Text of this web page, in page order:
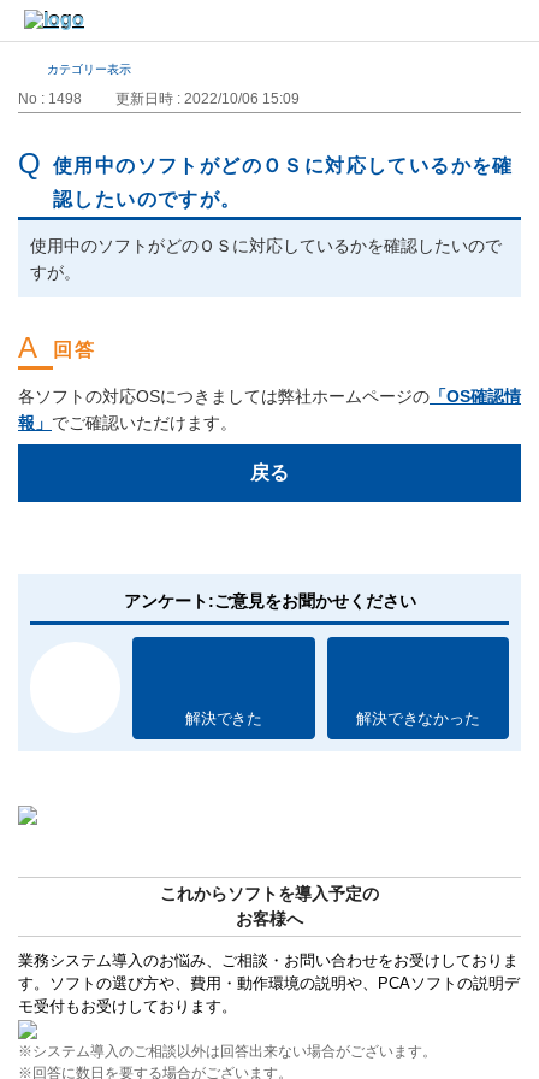
カテゴリー表示
No : 1498 更新日時 : 2022/10/06 15:09
使用中のソフトがどのＯＳに対応しているかを確
認したいのですが。
使用中のソフトがどのＯＳに対応しているかを確認したいので
すが。
各ソフトの対応OSにつきましては弊社ホームページの 「OS確認情
報」 でご確認いただけます。
戻る
アンケート:ご意見をお聞かせください
解決できた 解決できなかった
これからソフトを導入予定の
お客様へ
業務システム導入のお悩み、ご相談・お問い合わせをお受けしておりま
す。ソフトの選び方や、費用・動作環境の説明や、PCAソフトの説明デ
モ受付もお受けしております。
※システム導入のご相談以外は回答出来ない場合がございます。
※回答に数日を要する場合がございます。